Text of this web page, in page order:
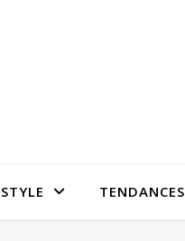
TENDANCES